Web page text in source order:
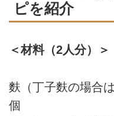
ピを紹介
＜材料（2人分）＞
麩（丁子麩の場合
個